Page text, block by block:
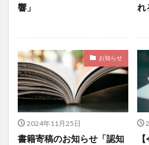
響」
れ
お知らせ
2024年11月25日
書籍寄稿のお知らせ「認知
社内
介護DX
AprilDream
カンテレハッズ
キャリアパ
グッドデザイン賞
グランデ
ケアズ・コネクト
ケアデー